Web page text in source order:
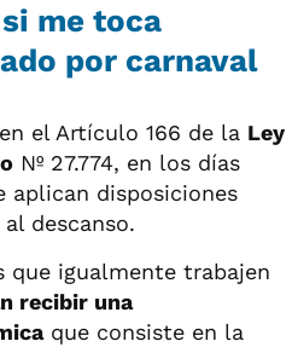
me toca
por carnaval
el Artículo 166 de la Ley
Nº 27.774, en los días
aplican disposiciones
descanso.
que igualmente trabajen
recibir una
que consiste en la